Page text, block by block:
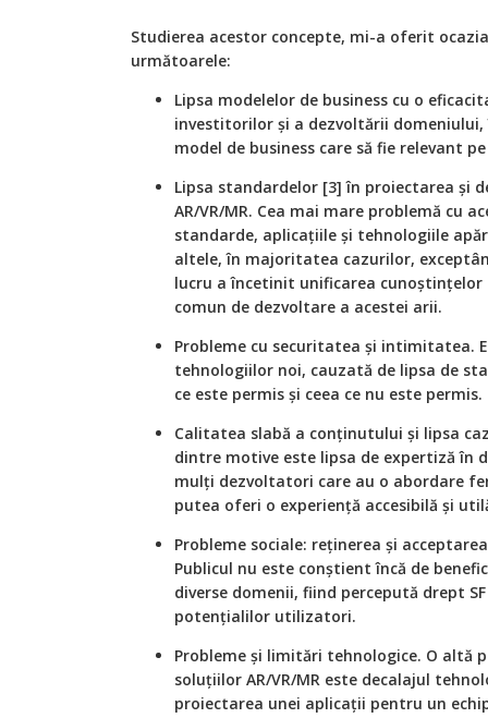
Studierea acestor concepte, mi-a oferit
următoarele:
Lipsa modelelor de business cu o
investitorilor și a dezvoltării domeniului,
model de business care să fie relevant
Lipsa standardelor [3] în proiectarea și
AR/VR/MR. Cea mai mare problemă cu
standarde, aplicațiile și tehnologiile
altele, în majoritatea cazurilor,
lucru a încetinit unificarea
comun de dezvoltare a acestei arii.
Probleme cu securitatea și intimitatea.
tehnologiilor noi, cauzată de lipsa de
ce este permis și ceea ce nu este permis.
Calitatea slabă a conținutului și lipsa
dintre motive este lipsa de expertiză în
mulți dezvoltatori care au o abordare
putea oferi o experiență accesibilă și
Probleme sociale: reținerea și
Publicul nu este conștient încă de
diverse domenii, fiind percepută drept
potențialilor utilizatori.
Probleme și limitări tehnologice. O altă
soluțiilor AR/VR/MR este decalajul
proiectarea unei aplicații pentru un